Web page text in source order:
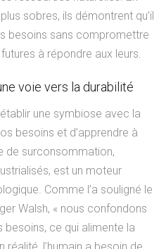
sobres, ils démontrent qu’il
besoins sans compromettre
à répondre aux leurs.
voie vers la durabilité
une symbiose avec la
besoins et d’apprendre à
de surconsommation,
est un moteur
Comme l’a souligné le
Walsh, « nous confondons
ce qui alimente la